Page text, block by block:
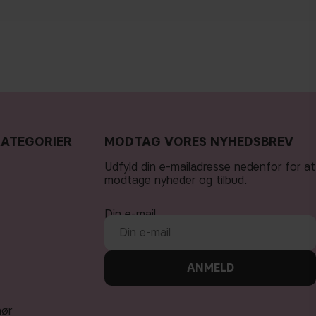
MODTAG VORES NYHEDSBREV
Udfyld din e-mailadresse nedenfor for at
modtage nyheder og tilbud.
Din e-mail
ANMELD